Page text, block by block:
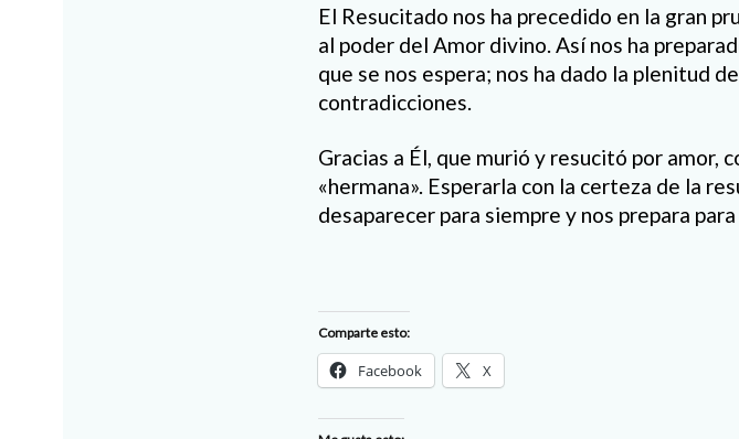
El Resucitado nos ha precedido en la gran
al poder del Amor divino. Así nos ha
que se nos espera; nos ha dado la plenitud
contradicciones.
Gracias a Él, que murió y resucitó por amor,
«hermana». Esperarla con la certeza de la
desaparecer para siempre y nos prepara
Comparte esto:
Facebook X